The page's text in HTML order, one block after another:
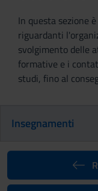
In questa sezione
riguardanti
svolgimento delle
formative e i
studi, fino al
Insegnamenti